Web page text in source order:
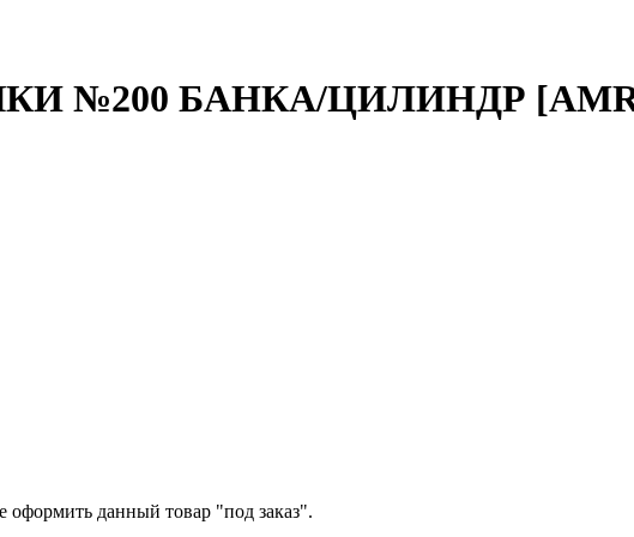
№200 БАНКА/ЦИЛИНДР
данный товар "под заказ".